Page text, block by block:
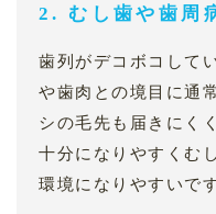
2. むし歯や歯周
歯列がデコボコして
や歯肉との境目に通
シの毛先も届きにく
十分になりやすくむ
環境になりやすいで